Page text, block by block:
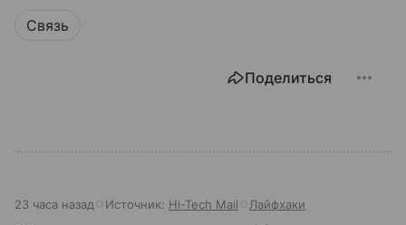
Связь
Поделиться
23 часа назад Источник: Hi-Tech Mail Лайфхаки